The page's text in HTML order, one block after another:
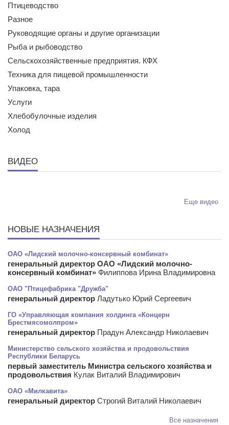
Птицеводство
Разное
Руководящие органы и другие организации
Рыба и рыбоводство
Сельскохозяйственные предприятия. КФХ
Техника для пищевой промышленности
Упаковка, тара
Услуги
Хлебобулочные изделия
Холод
ВИДЕО
Еще видео
НОВЫЕ НАЗНАЧЕНИЯ
ОАО «Лидский молочно-консервный комбинат»
генеральный директор ОАО «Лидский молочно-
консервный комбинат» Филиппова Ирина Владимировна
ОАО "Птицефабрика "Дружба"
генеральный директор Ладутько Юрий Сергеевич
ГО «Управляющая компания холдинга «Концерн
Брестмясомолпром»
генеральный директор Прадун Александр Николаевич
Министерство сельского хозяйства и продовольствия
Республики Беларусь
первый заместитель Министра сельского хозяйства и
продовольствия Кулак Виталий Владимирович
ОАО «Милкавита»
генеральный директор Строгий Виталий Николаевич
Все назначения